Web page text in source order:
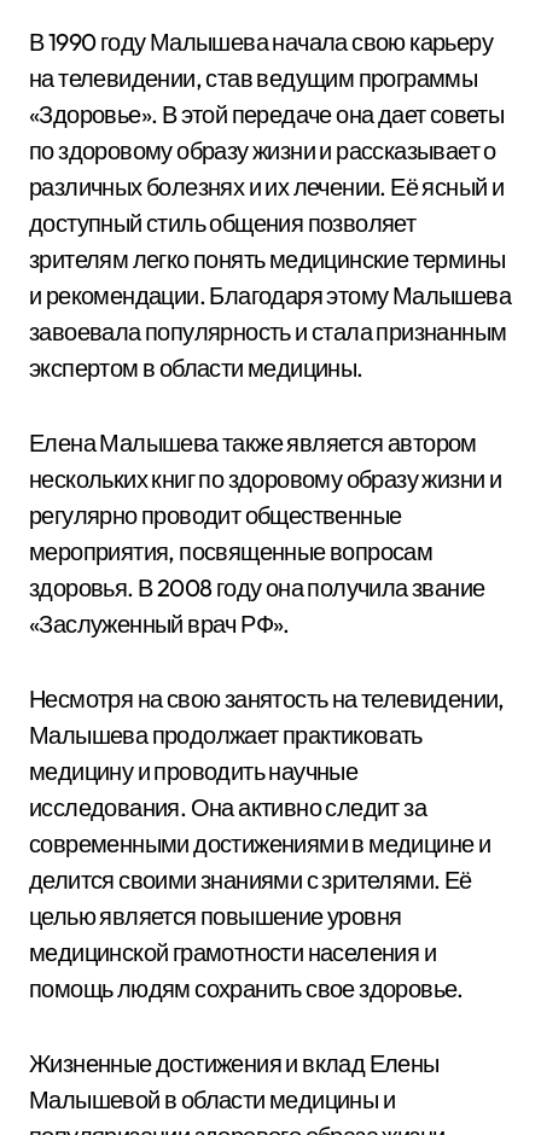
В 1990 году Малышева начала свою карьеру
на телевидении, став ведущим программы
«Здоровье». В этой передаче она дает советы
по здоровому образу жизни и рассказывает о
различных болезнях и их лечении. Её ясный и
доступный стиль общения позволяет
зрителям легко понять медицинские термины
и рекомендации. Благодаря этому Малышева
завоевала популярность и стала признанным
экспертом в области медицины.
Елена Малышева также является автором
нескольких книг по здоровому образу жизни и
регулярно проводит общественные
мероприятия, посвященные вопросам
здоровья. В 2008 году она получила звание
«Заслуженный врач РФ».
Несмотря на свою занятость на телевидении,
Малышева продолжает практиковать
медицину и проводить научные
исследования. Она активно следит за
современными достижениями в медицине и
делится своими знаниями с зрителями. Её
целью является повышение уровня
медицинской грамотности населения и
помощь людям сохранить свое здоровье.
Жизненные достижения и вклад Елены
Малышевой в области медицины и